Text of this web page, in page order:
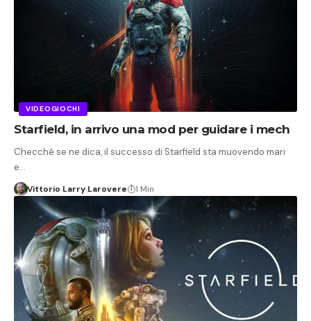
VIDEOGIOCHI
Starfield, in arrivo una mod per guidare i mech
Checché se ne dica, il successo di Starfield sta muovendo mari
e…
Vittorio Larry Larovere 1 Min